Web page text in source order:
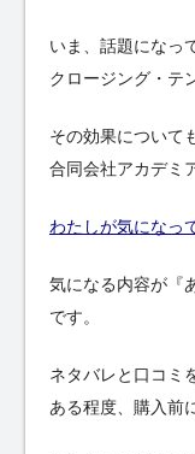
いま、話題になっ
クロージング・テ
その効果について
合同会社アカデミ
わたしが気になっ
気になる内容が『
です。
ネタバレと口コミ
ある程度、購入前